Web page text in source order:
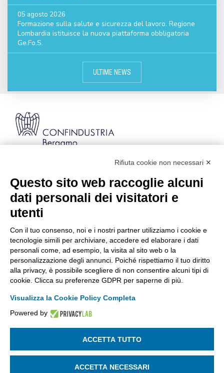
05 agosto 2026
Formazione sulla salute e sicurezza del lavoro. Regione
Lombardia istituisce la nuova piattaforma obbligatoria
Ge.Fo.S.
ULTIME NEWS
Codice Fiscale: 80021750163 | PEC:
info@pec.confindustriabergamo.it
CONFINDUSTRIA BERGAMO
ASSISTENZA & PRIVACY
La riproduzione, anche parziale, di qualsiasi informazione o
SEGUICI SU:
Rifiuta cookie non necessari ✕
Questo sito web raccoglie alcuni
dati personali dei visitatori e
utenti
Con il tuo consenso, noi e i nostri partner utilizziamo i cookie e
tecnologie simili per archiviare, accedere ed elaborare i dati
personali come, ad esempio, la visita al sito web o la
personalizzazione degli annunci. Poiché rispettiamo il tuo diritto
alla privacy, è possibile scegliere di non consentire alcuni tipi di
cookie. Clicca su preferenze GDPR per saperne di più.
Visualizza la Cookie Policy Completa
Powered by
ACCETTA TUTTO
ACCETTA NECESSARI